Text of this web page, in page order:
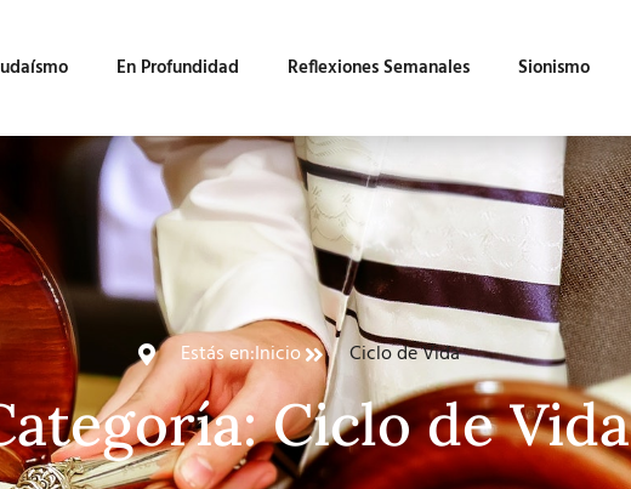
En Profundidad Reflexiones Semanales Sionismo
Estás en:Inicio Ciclo de Vida
Ciclo de Vida